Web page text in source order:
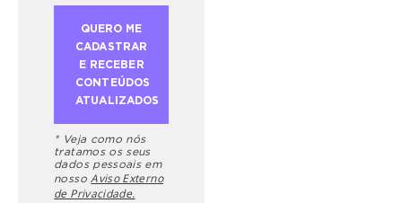
* Veja como nós
tratamos os seus
dados pessoais em
nosso Aviso Externo
de Privacidade.